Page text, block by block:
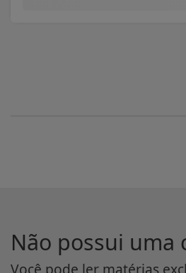
Não possui uma